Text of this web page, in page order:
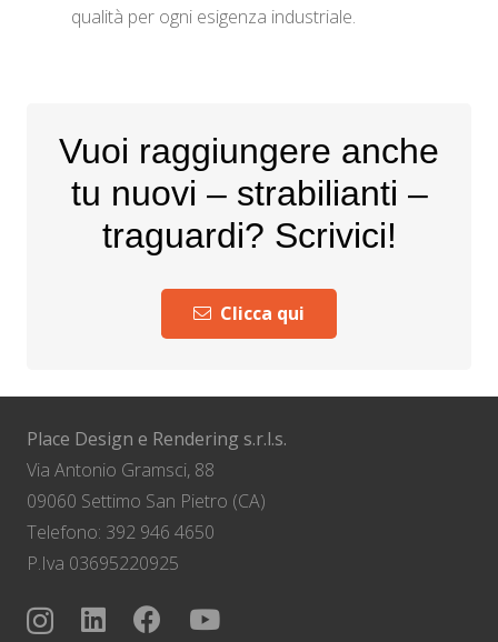
qualità per ogni esigenza industriale.
Vuoi raggiungere anche
tu nuovi – strabilianti –
traguardi? Scrivici!
Clicca qui
Place Design e Rendering s.r.l.s.
Via Antonio Gramsci, 88
09060 Settimo San Pietro (CA)
Telefono: 392 946 4650
P.Iva 03695220925